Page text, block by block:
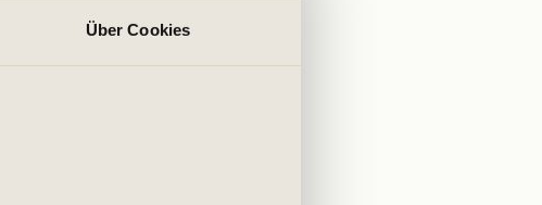
Über Cookies